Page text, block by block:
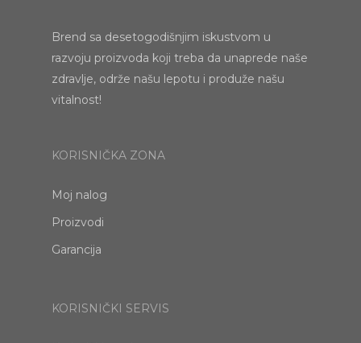
Brend sa desetogodišnjim iskustvom u
razvoju proizvoda koji treba da unaprede naše
zdravlje, održe našu lepotu i produže našu
vitalnost!
KORISNIČKA ZONA
Moj nalog
Proizvodi
Garancija
KORISNIČKI SERVIS